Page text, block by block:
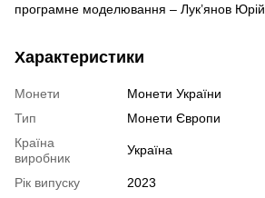
програмне моделювання – Лук’янов Юрій
Характеристики
Монети
Монети України
Тип
Монети Європи
Країна
виробник
Україна
Рік випуску
2023